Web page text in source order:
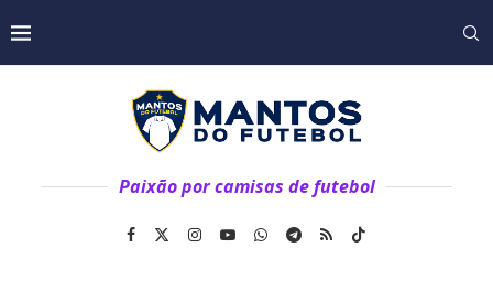
Paixão por camisas de futebol